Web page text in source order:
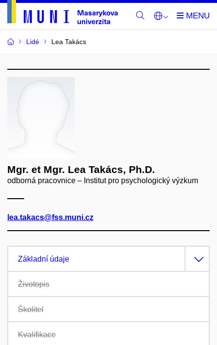
Lidé Lea Takács
Mgr. et Mgr. Lea Takács, Ph.D.
odborná pracovnice – Institut pro psychologický výzkum
lea.takacs@fss.muni.cz
Základní údaje
Životopis
Školitel
Kvalifikace